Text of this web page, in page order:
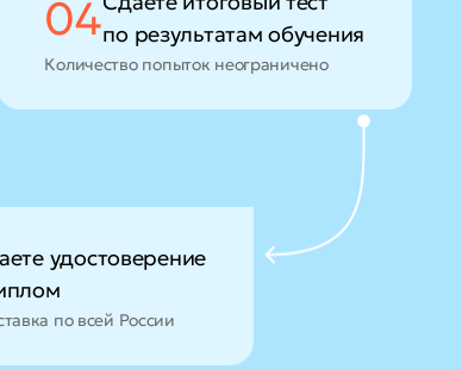
04по результатам обучения
Количество попыток неограничено
удостоверение
по всей России